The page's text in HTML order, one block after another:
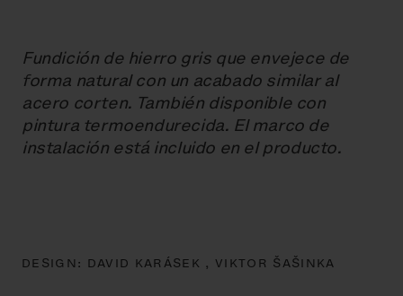
Fundición de hierro gris que envejece de
forma natural con un acabado similar al
acero corten. También disponible con
pintura termoendurecida. El marco de
instalación está incluido en el producto.
DESIGN: DAVID KARÁSEK , VIKTOR ŠAŠINKA